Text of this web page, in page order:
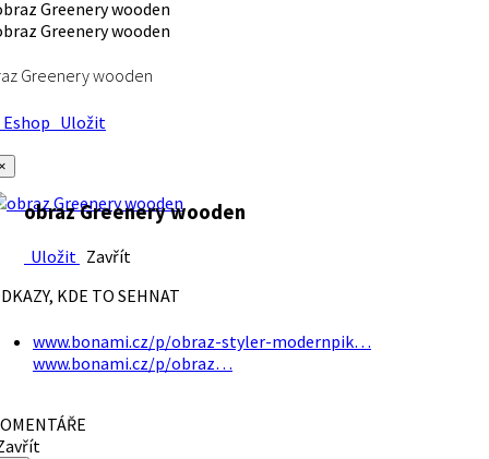
Greenery wooden
Uložit
obraz Greenery wooden
Uložit Zavřít
KDE TO SEHNAT
www.bonami.cz/p/obraz-styler-modernpik…
www.bonami.cz/p/obraz…